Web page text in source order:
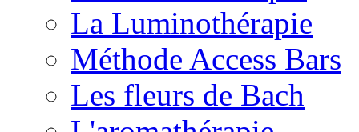
La Luminothérapie
Méthode Access Bars
Les fleurs de Bach